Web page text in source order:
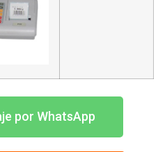
por WhatsApp